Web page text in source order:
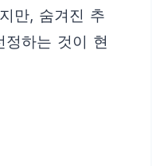
만, 숨겨진 추
하는 것이 현